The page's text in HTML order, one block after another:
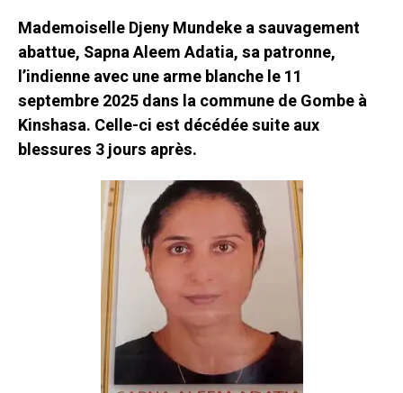
Mademoiselle Djeny Mundeke a sauvagement
abattue, Sapna Aleem Adatia, sa patronne,
l’indienne avec une arme blanche le 11
septembre 2025 dans la commune de Gombe à
Kinshasa. Celle-ci est décédée suite aux
blessures 3 jours après.